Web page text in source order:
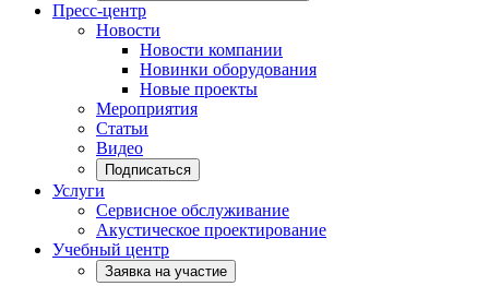
Пресс-центр
Новости
Новости компании
Новинки оборудования
Новые проекты
Мероприятия
Статьи
Видео
Подписаться
Услуги
Сервисное обслуживание
Акустическое проектирование
Учебный центр
Заявка на участие